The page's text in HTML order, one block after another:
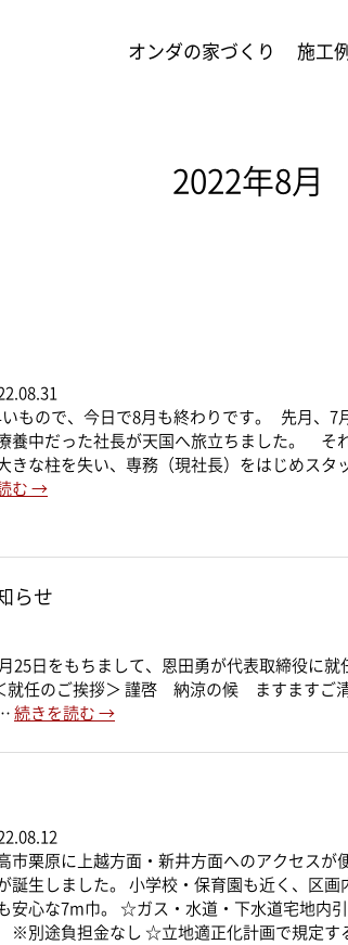
オンダの家づくり 施工例
2022年8月
もので、今日で8月も終わりです。 先月、7
養中だった社長が天国へ旅立ちました。 そ
きな柱を失い、専務（現社長）をはじめスタ
む →
らせ
25日をもちまして、恩田勇が代表取締役に就
就任のご挨拶＞ 謹啓 納涼の候 ますますご
続きを読む →
市栗原に上越方面・新井方面へのアクセスが
誕生しました。 小学校・保育園も近く、区画
安心な7m巾。 ☆ガス・水道・下水道宅地内
別途負担金なし ☆立地適正化計画で規定す